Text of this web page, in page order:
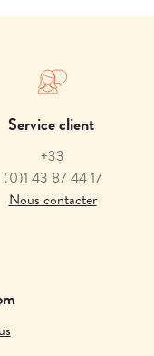
Service client
+33
(0)1 43 87 44 17
Nous contacter